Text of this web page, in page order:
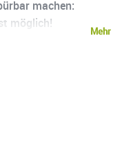
machen:
möglich!
Mehr